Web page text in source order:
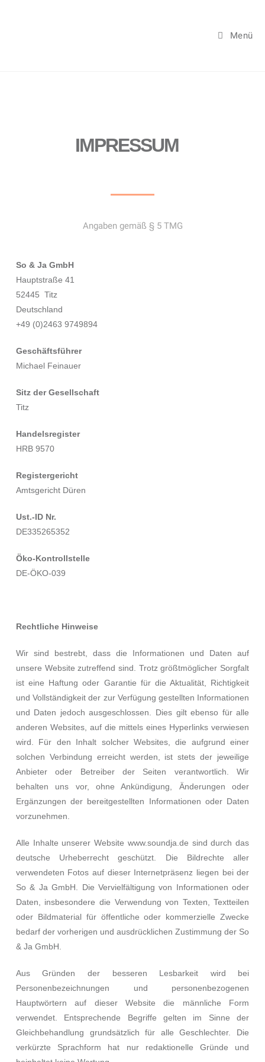
Menü
IMPRESSUM
Angaben gemäß § 5 TMG
So & Ja GmbH
Hauptstraße 41
52445 Titz
Deutschland
+49 (0)2463 9749894
Geschäftsführer
Michael Feinauer
Sitz der Gesellschaft
Titz
Handelsregister
HRB 9570
Registergericht
Amtsgericht Düren
Ust.-ID Nr.
DE335265352
Öko-Kontrollstelle
DE-ÖKO-039
Rechtliche Hinweise
Wir sind bestrebt, dass die Informationen und Daten auf
unsere Website zutreffend sind. Trotz größtmöglicher Sorgfalt
ist eine Haftung oder Garantie für die Aktualität, Richtigkeit
und Vollständigkeit der zur Verfügung gestellten Informationen
und Daten jedoch ausgeschlossen. Dies gilt ebenso für alle
anderen Websites, auf die mittels eines Hyperlinks verwiesen
wird. Für den Inhalt solcher Websites, die aufgrund einer
solchen Verbindung erreicht werden, ist stets der jeweilige
Anbieter oder Betreiber der Seiten verantwortlich. Wir
behalten uns vor, ohne Ankündigung, Änderungen oder
Ergänzungen der bereitgestellten Informationen oder Daten
vorzunehmen.
Alle Inhalte unserer Website www.soundja.de sind durch das
deutsche Urheberrecht geschützt. Die Bildrechte aller
verwendeten Fotos auf dieser Internetpräsenz liegen bei der
So & Ja GmbH. Die Vervielfältigung von Informationen oder
Daten, insbesondere die Verwendung von Texten, Textteilen
oder Bildmaterial für öffentliche oder kommerzielle Zwecke
bedarf der vorherigen und ausdrücklichen Zustimmung der So
& Ja GmbH.
Aus Gründen der besseren Lesbarkeit wird bei
Personenbezeichnungen und personenbezogenen
Hauptwörtern auf dieser Website die männliche Form
verwendet. Entsprechende Begriffe gelten im Sinne der
Gleichbehandlung grundsätzlich für alle Geschlechter. Die
verkürzte Sprachform hat nur redaktionelle Gründe und